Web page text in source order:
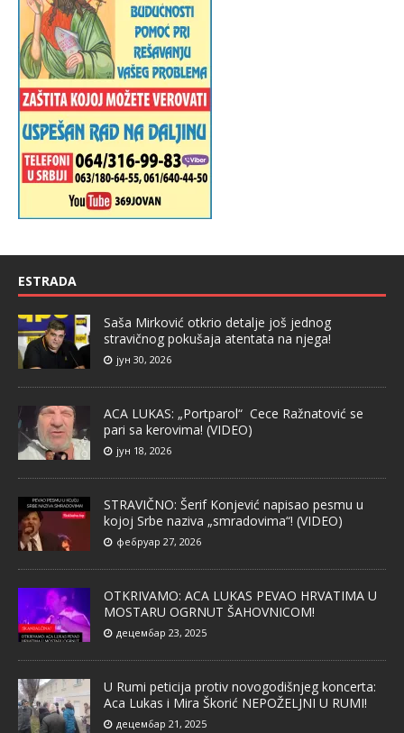
ESTRADA
Saša Mirković otkrio detalje još jednog
stravičnog pokušaja atentata na njega!
јун 30, 2026
ACA LUKAS: „Portparol“ Cece Ražnatović se
pari sa kerovima! (VIDEO)
јун 18, 2026
STRAVIČNO: Šerif Konjević napisao pesmu u
kojoj Srbe naziva „smradovima“! (VIDEO)
фебруар 27, 2026
OTKRIVAMO: ACA LUKAS PEVAO HRVATIMA U
MOSTARU OGRNUT ŠAHOVNICOM!
децембар 23, 2025
U Rumi peticija protiv novogodišnjeg koncerta:
Aca Lukas i Mira Škorić NEPOŽELJNI U RUMI!
децембар 21, 2025